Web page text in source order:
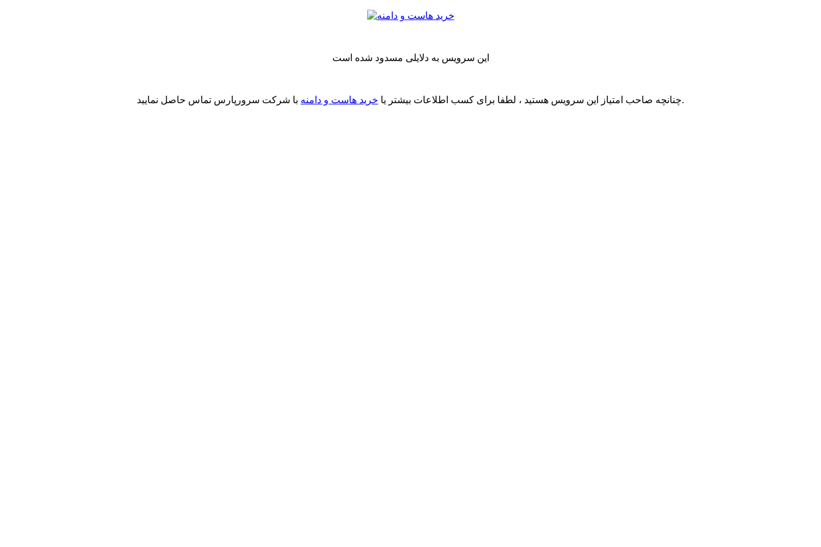
این سرویس به دلایلی مسدود شده است
چنانچه صاحب امتیاز این سرویس هستید ، لطفا برای کسب اطلاعات بیشتر یا خرید هاست و دامنه با شرکت سرورپارس تماس حاصل نمایید.